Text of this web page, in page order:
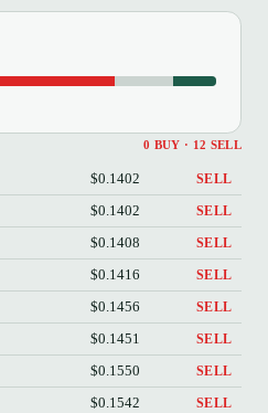
0 BUY · 12 SELL
$0.1402 SELL
$0.1402 SELL
$0.1408 SELL
$0.1416 SELL
$0.1456 SELL
$0.1451 SELL
$0.1550 SELL
$0.1542 SELL